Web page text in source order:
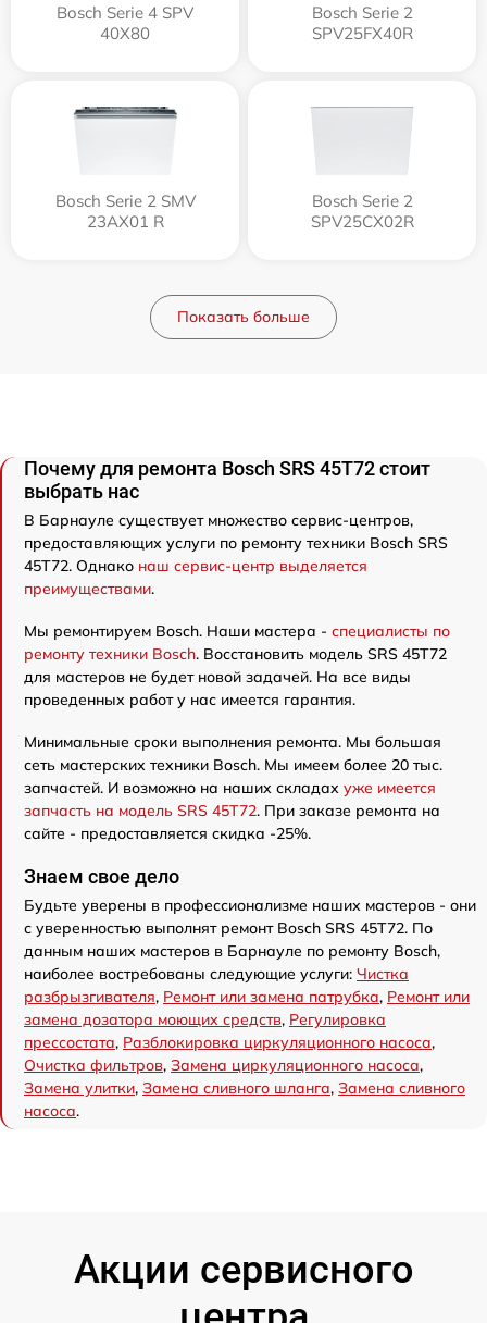
Bosch Serie 4 SPV
40X80
Bosch Serie 2
SPV25FX40R
Bosch Serie 2 SMV
23AX01 R
Bosch Serie 2
SPV25CX02R
Показать больше
Почему для ремонта Bosch SRS 45T72 стоит
выбрать нас
В Барнауле существует множество сервис-центров,
предоставляющих услуги по ремонту техники Bosch SRS
45T72. Однако наш сервис-центр выделяется
преимуществами.
Мы ремонтируем Bosch. Наши мастера - специалисты по
ремонту техники Bosch. Восстановить модель SRS 45T72
для мастеров не будет новой задачей. На все виды
проведенных работ у нас имеется гарантия.
Минимальные сроки выполнения ремонта. Мы большая
сеть мастерских техники Bosch. Мы имеем более 20 тыс.
запчастей. И возможно на наших складах уже имеется
запчасть на модель SRS 45T72. При заказе ремонта на
сайте - предоставляется скидка -25%.
Знаем свое дело
Будьте уверены в профессионализме наших мастеров - они
с уверенностью выполнят ремонт Bosch SRS 45T72. По
данным наших мастеров в Барнауле по ремонту Bosch,
наиболее востребованы следующие услуги: Чистка
разбрызгивателя, Ремонт или замена патрубка, Ремонт или
замена дозатора моющих средств, Регулировка
прессостата, Разблокировка циркуляционного насоса,
Очистка фильтров, Замена циркуляционного насоса,
Замена улитки, Замена сливного шланга, Замена сливного
насоса.
Акции сервисного